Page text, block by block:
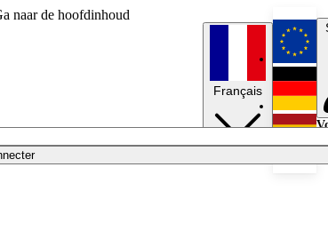
naar de hoofdinhoud
Français